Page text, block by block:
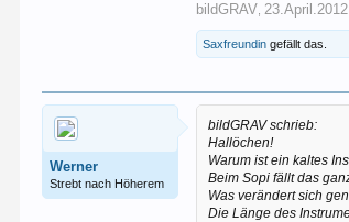
bildGRAV 23.April.2012
Saxfreundin gefällt das.
Werner
Strebt nach Höherem
bildGRAV schrieb:
Hallöchen!
Warum ist ein kaltes
Beim Sopi fällt das
Was verändert sich
Die Länge des